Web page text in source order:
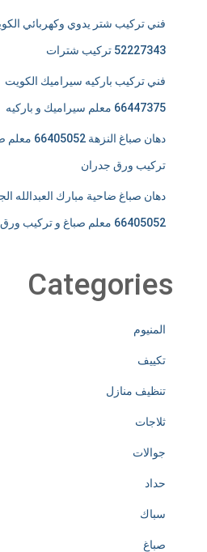
فني تركيب شتر يدوي وكهربائي
52227343 تركيب شترات
فني تركيب باركيه سيراميك الكويت
66447375 معلم سيراميك و باركيه
دهان صباغ النزهة
تركيب ورق جدران
دهان صباغ ضاحية مبارك العبدالله
66405052 معلم صباغ و تركيب ورق جدران
Categories
المنيوم
تكييف
تنظيف منازل
ثلاجات
جوالات
حداد
سباك
صباغ